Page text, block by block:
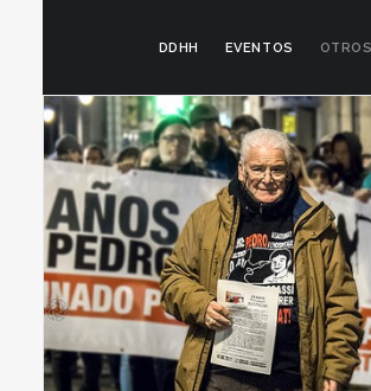
DDHH EVENTOS OTROS